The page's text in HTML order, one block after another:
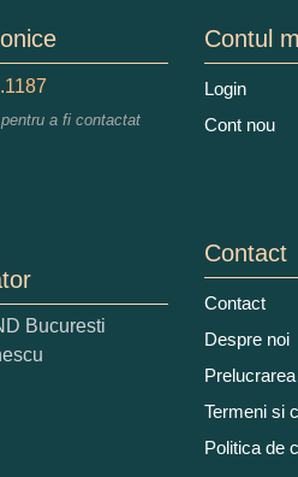
despre acest produs:
acestui produs?
3
a fi contactat
Bucuresti
Contul
Login
Cont nou
Contact
Contact
Despre noi
Termeni si
Politica de